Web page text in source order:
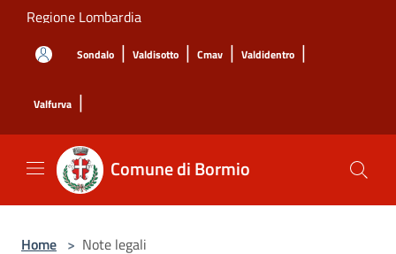
Salta al contenuto principale
Regione Lombardia
Sondalo | Valdisotto | Cmav | Valdidentro |
Valfurva |
Comune di Bormio
Home > Note legali